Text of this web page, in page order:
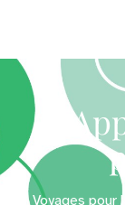
Voyages pour